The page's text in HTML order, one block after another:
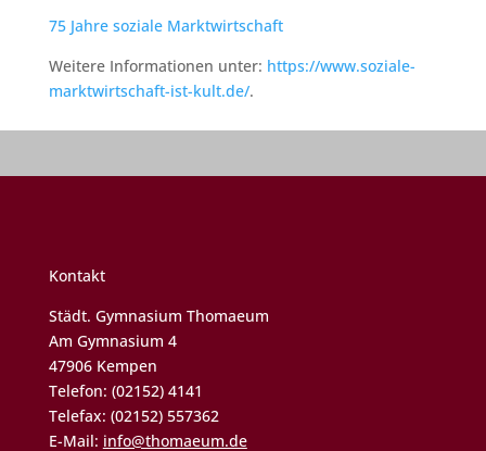
75 Jahresoziale Marktwirtschaft
Weitere Informationen unter: https://www.soziale-
marktwirtschaft-ist-kult.de/.
Kontakt
Städt. Gymnasium Thomaeum
Am Gymnasium 4
47906 Kempen
Telefon: (02152) 4141
Telefax: (02152) 557362
E-Mail: info@thomaeum.de